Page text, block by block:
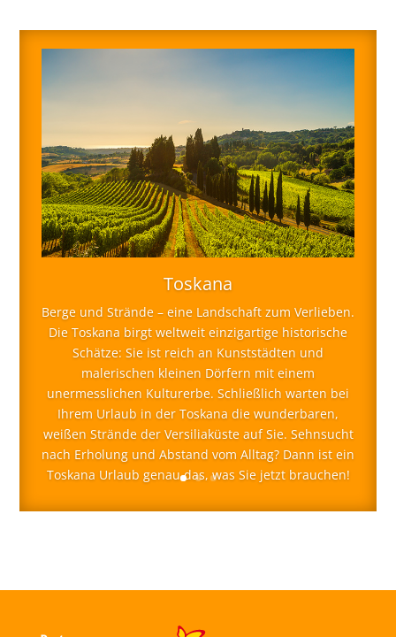
Toskana
Berge und Strände – eine Landschaft zum Verlieben.
Die Toskana birgt weltweit einzigartige historische
Schätze: Sie ist reich an Kunststädten und
malerischen kleinen Dörfern mit einem
unermesslichen Kulturerbe. Schließlich warten bei
Ihrem Urlaub in der Toskana die wunderbaren,
weißen Strände der Versiliaküste auf Sie. Sehnsucht
nach Erholung und Abstand vom Alltag? Dann ist ein
Toskana Urlaub genau das, was Sie jetzt brauchen!